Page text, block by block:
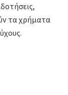
τα χρήματα